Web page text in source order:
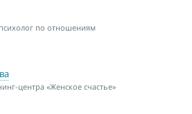
по отношениям
центра «Женское счастье»